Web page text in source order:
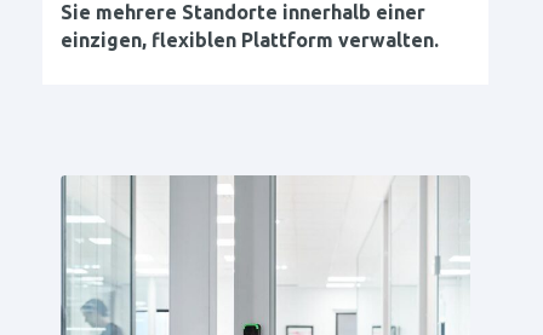
Sie mehrere Standorte innerhalb einer
einzigen, flexiblen Plattform verwalten.